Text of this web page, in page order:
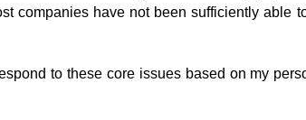
companies have not been sufficiently able
to these core issues based on my